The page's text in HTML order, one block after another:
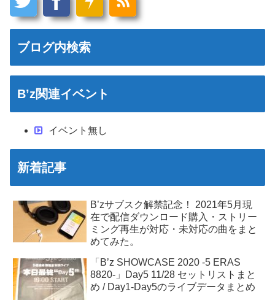
ブログ内検索
B’z関連イベント
イベント無し
新着記事
B’zサブスク解禁記念！ 2021年5月現
在で配信ダウンロード購入・ストリー
ミング再生が対応・未対応の曲をまと
めてみた。
「B’z SHOWCASE 2020 -5 ERAS
8820-」Day5 11/28 セットリストまと
め / Day1-Day5のライブデータまとめ